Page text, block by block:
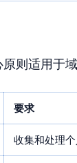
则适用于
要求
收集和处理